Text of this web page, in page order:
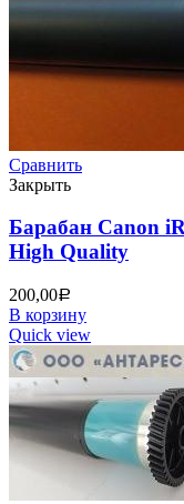
Сравнить
Закрыть
Барабан Canon
High Quality
200,00Р
В корзину
Quick view